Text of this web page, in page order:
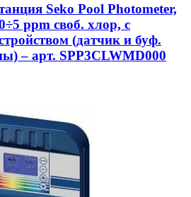
Seko Pool Photometer,
ppm своб. хлор, с
(датчик и буф.
– арт. SPP3CLWMD000